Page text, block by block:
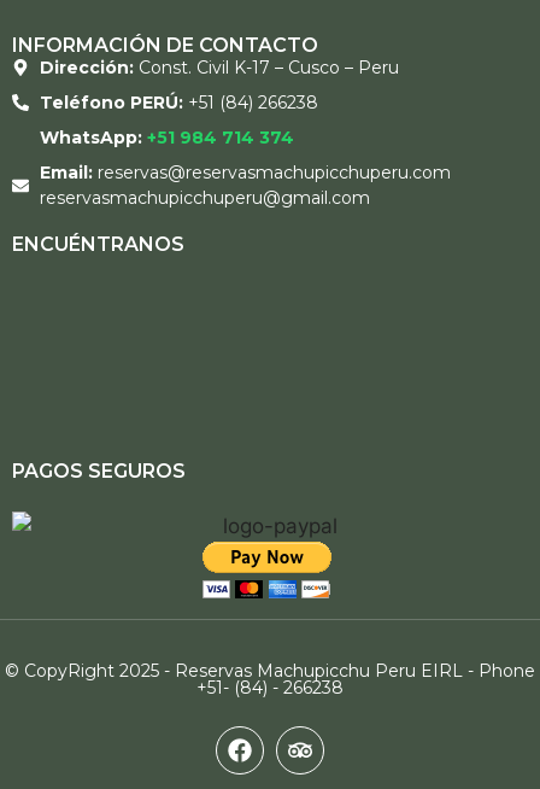
INFORMACIÓN DE CONTACTO
Dirección: Const. Civil K-17 – Cusco – Peru
Teléfono PERÚ: +51 (84) 266238
WhatsApp: +51 984 714 374
Email:reservas@reservasmachupicchuperu.com
reservasmachupicchuperu@gmail.com
ENCUÉNTRANOS
PAGOS SEGUROS
© CopyRight 2025 - Reservas Machupicchu Peru EIRL - Phone
+51- (84) - 266238